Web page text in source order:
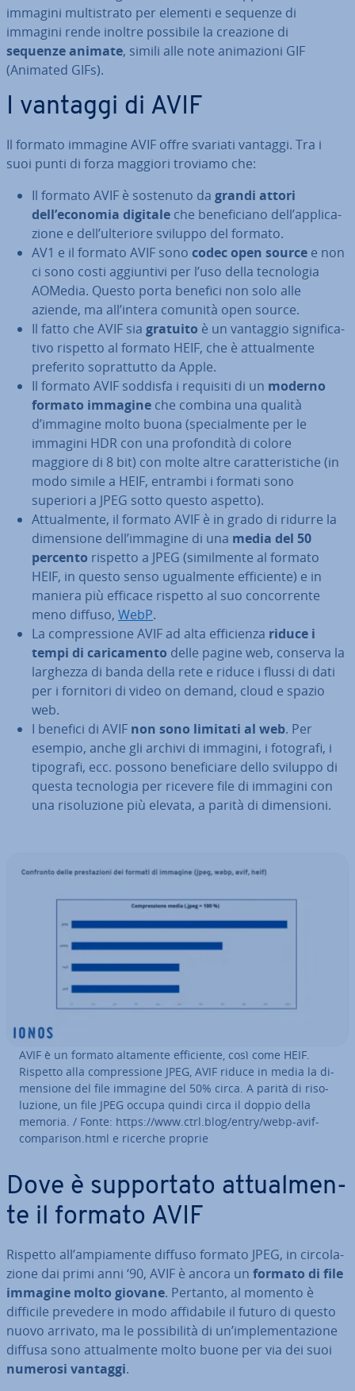
immagini mul­ti­stra­to per elementi e sequenze di
immagini rende inoltre possibile la creazione di
sequenze animate, simili alle note ani­ma­zio­ni GIF
(Animated GIFs).
I vantaggi di AVIF
Il formato immagine AVIF offre svariati vantaggi. Tra i
suoi punti di forza maggiori troviamo che:
Il formato AVIF è sostenuto da grandi attori
dell’economia digitale che be­ne­fi­cia­no dell’ap­pli­ca­
zio­ne e dell’ulteriore sviluppo del formato.
AV1 e il formato AVIF sono codec open source e non
ci sono costi ag­giun­ti­vi per l’uso della tec­no­lo­gia
AOMedia. Questo porta benefici non solo alle
aziende, ma all’intera comunità open source.
Il fatto che AVIF sia gratuito è un vantaggio si­gni­fi­ca­
ti­vo rispetto al formato HEIF, che è at­tual­men­te
preferito so­prat­tut­to da Apple.
Il formato AVIF soddisfa i requisiti di un moderno
formato immagine che combina una qualità
d’immagine molto buona (spe­cial­men­te per le
immagini HDR con una pro­fon­di­tà di colore
maggiore di 8 bit) con molte altre ca­rat­te­ri­sti­che (in
modo simile a HEIF, entrambi i formati sono
superiori a JPEG sotto questo aspetto).
At­tual­men­te, il formato AVIF è in grado di ridurre la
di­men­sio­ne dell’immagine di una media del 50
percento rispetto a JPEG (si­mil­men­te al formato
HEIF, in questo senso ugual­men­te ef­fi­cien­te) e in
maniera più efficace rispetto al suo con­cor­ren­te
meno diffuso, WebP.
La com­pres­sio­ne AVIF ad alta ef­fi­cien­za riduce i
tempi di ca­ri­ca­men­to delle pagine web, conserva la
larghezza di banda della rete e riduce i flussi di dati
per i fornitori di video on demand, cloud e spazio
web.
I benefici di AVIF non sono limitati al web. Per
esempio, anche gli archivi di immagini, i fotografi, i
tipografi, ecc. possono be­ne­fi­cia­re dello sviluppo di
questa tec­no­lo­gia per ricevere file di immagini con
una ri­so­lu­zio­ne più elevata, a parità di di­men­sio­ni.
AVIF è un formato altamente ef­fi­cien­te, così come HEIF.
Rispetto alla com­pres­sio­ne JPEG, AVIF riduce in media la di­
men­sio­ne del file immagine del 50% circa. A parità di ri­so­
lu­zio­ne, un file JPEG occupa quindi circa il doppio della
memoria. / Fonte: https://www.ctrl.blog/entry/webp-avif-
com­pa­ri­son.html e ricerche proprie
Dove è sup­por­ta­to at­tual­men­
te il formato AVIF
Rispetto all’am­pia­men­te diffuso formato JPEG, in cir­co­la­
zio­ne dai primi anni ‘90, AVIF è ancora un formato di file
immagine molto giovane. Pertanto, al momento è
difficile prevedere in modo af­fi­da­bi­le il futuro di questo
nuovo arrivato, ma le pos­si­bi­li­tà di un’im­ple­men­ta­zio­ne
diffusa sono at­tual­men­te molto buone per via dei suoi
numerosi vantaggi.